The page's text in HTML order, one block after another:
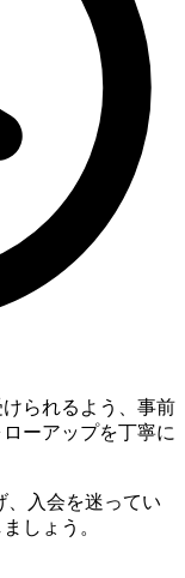
られるよう、事前
ーアップを丁寧に
、入会を迷ってい
しょう。